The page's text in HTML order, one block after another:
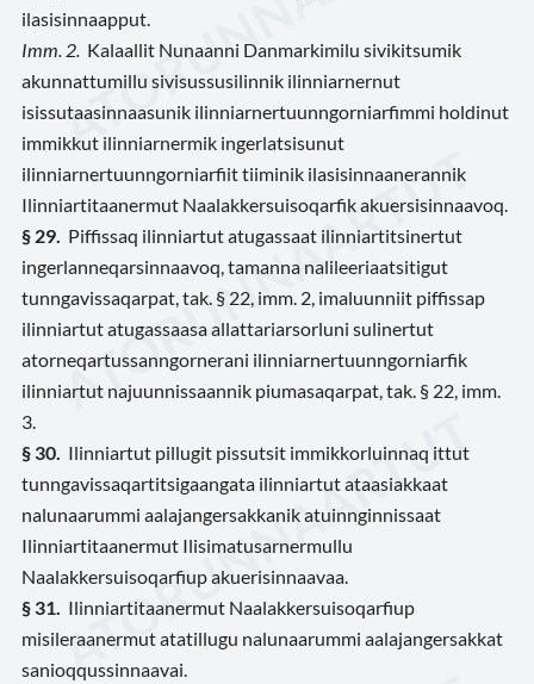
ilasisinnaapput.
Imm. 2. Kalaallit Nunaanni Danmarkimilu sivikitsumik
akunnattumillu sivisussusilinnik ilinniarnernut
isissutaasinnaasunik ilinniarnertuunngorniarfimmi holdinut
immikkut ilinniarnermik ingerlatsisunut
ilinniarnertuunngorniarfiit tiiminik ilasisinnaanerannik
Ilinniartitaanermut Naalakkersuisoqarfik akuersisinnaavoq.
§ 29. Piffissaq ilinniartut atugassaat ilinniartitsinertut
ingerlanneqarsinnaavoq, tamanna nalileeriaatsitigut
tunngavissaqarpat, tak. § 22, imm. 2, imaluunniit piffissap
ilinniartut atugassaasa allattariarsorluni sulinertut
atorneqartussanngornerani ilinniarnertuunngorniarfik
ilinniartut najuunnissaannik piumasaqarpat, tak. § 22, imm.
3.
§ 30. Ilinniartut pillugit pissutsit immikkorluinnaq ittut
tunngavissaqartitsigaangata ilinniartut ataasiakkaat
nalunaarummi aalajangersakkanik atuinnginnissaat
Ilinniartitaanermut Ilisimatusarnermullu
Naalakkersuisoqarfiup akuerisinnaavaa.
§ 31. Ilinniartitaanermut Naalakkersuisoqarfiup
misileraanermut atatillugu nalunaarummi aalajangersakkat
sanioqqussinnaavai.